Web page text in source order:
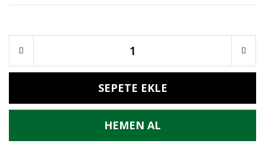
SEPETE EKLE
HEMEN AL